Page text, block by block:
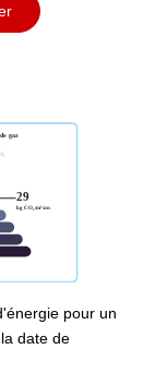
pour un
date de